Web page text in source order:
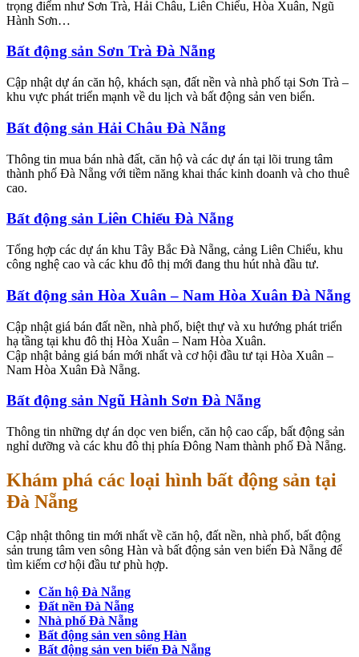
trọng điểm như Sơn Trà, Hải Châu, Liên Chiểu, Hòa Xuân, Ngũ
Hành Sơn…
Bất động sản Sơn Trà Đà Nẵng
Cập nhật dự án căn hộ, khách sạn, đất nền và nhà phố tại Sơn Trà –
khu vực phát triển mạnh về du lịch và bất động sản ven biển.
Bất động sản Hải Châu Đà Nẵng
Thông tin mua bán nhà đất, căn hộ và các dự án tại lõi trung tâm
thành phố Đà Nẵng với tiềm năng khai thác kinh doanh và cho thuê
cao.
Bất động sản Liên Chiểu Đà Nẵng
Tổng hợp các dự án khu Tây Bắc Đà Nẵng, cảng Liên Chiểu, khu
công nghệ cao và các khu đô thị mới đang thu hút nhà đầu tư.
Bất động sản Hòa Xuân – Nam Hòa Xuân Đà Nẵng
Cập nhật giá bán đất nền, nhà phố, biệt thự và xu hướng phát triển
hạ tầng tại khu đô thị Hòa Xuân – Nam Hòa Xuân.
Cập nhật bảng giá bán mới nhất và cơ hội đầu tư tại Hòa Xuân –
Nam Hòa Xuân Đà Nẵng.
Bất động sản Ngũ Hành Sơn Đà Nẵng
Thông tin những dự án dọc ven biển, căn hộ cao cấp, bất động sản
nghỉ dưỡng và các khu đô thị phía Đông Nam thành phố Đà Nẵng.
Khám phá các loại hình bất động sản tại
Đà Nẵng
Cập nhật thông tin mới nhất về căn hộ, đất nền, nhà phố, bất động
sản trung tâm ven sông Hàn và bất động sản ven biển Đà Nẵng để
tìm kiếm cơ hội đầu tư phù hợp.
Căn hộ Đà Nẵng
Đất nền Đà Nẵng
Nhà phố Đà Nẵng
Bất động sản ven sông Hàn
Bất động sản ven biển Đà Nẵng